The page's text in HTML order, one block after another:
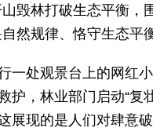
山毁林打破生态平衡
自然规律、恪守生态平
一处观景台上的网红
护，林业部门启动“
展现的是人们对肆意